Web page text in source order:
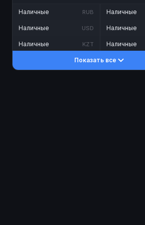
Наличные RUB
Наличные USD
Наличные KZT
Наличные
Наличные
Наличные
Показать все